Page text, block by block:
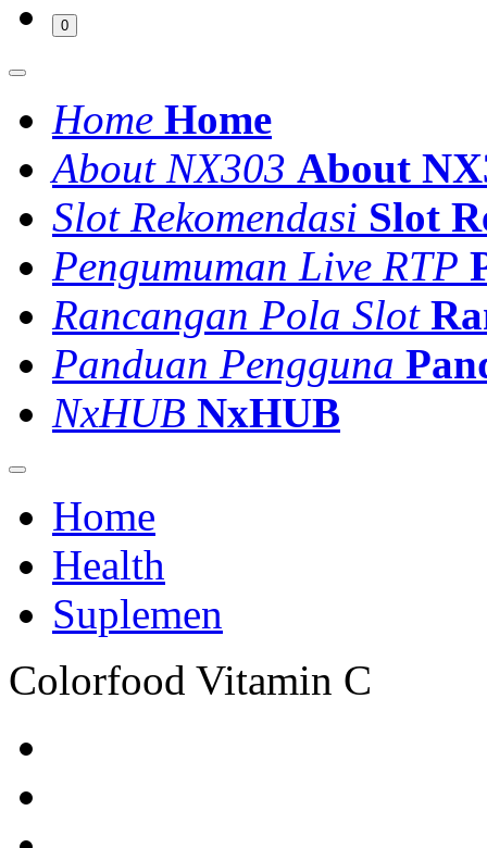
0
Home Home
About NX303 About
Slot Rekomendasi Slot
Pengumuman Live RTP
Rancangan Pola Slot
Panduan Pengguna
NxHUB NxHUB
Home
Health
Suplemen
Colorfood Vitamin C